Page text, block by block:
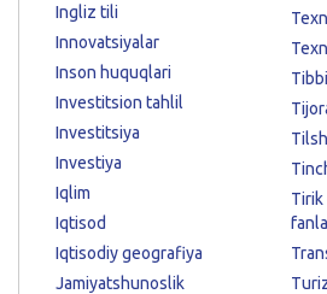
Ingliz tili
Innovatsiyalar
Inson huquqlari
Investitsion tahlil
Investitsiya
Investiya
Iqlim
Iqtisod
Iqtisodiy geografiya
Jamiyatshunoslik
Tirik